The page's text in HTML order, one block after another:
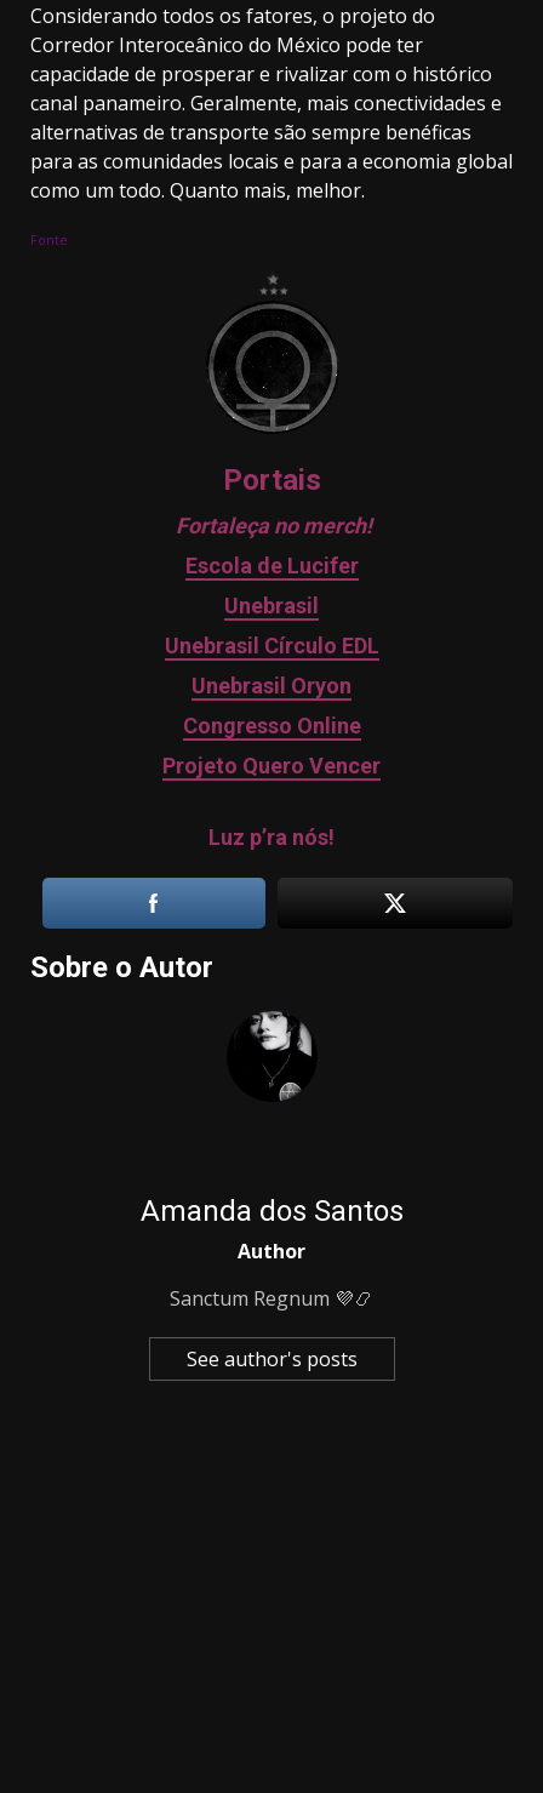
Considerando todos os fatores, o projeto do
Corredor Interoceânico do México pode ter
capacidade de prosperar e rivalizar com o histórico
canal panameiro. Geralmente, mais conectividades e
alternativas de transporte são sempre benéficas
para as comunidades locais e para a economia global
como um todo. Quanto mais, melhor.
Fonte
Portais
Fortaleça no merch!
Escola de Lucifer
Unebrasil
Unebrasil Círculo EDL
Unebrasil Oryon
Congresso Online
Projeto Quero Vencer
Luz p’ra nós!
Sobre o Autor
Amanda dos Santos
Author
Sanctum Regnum 💜📿
See author's posts